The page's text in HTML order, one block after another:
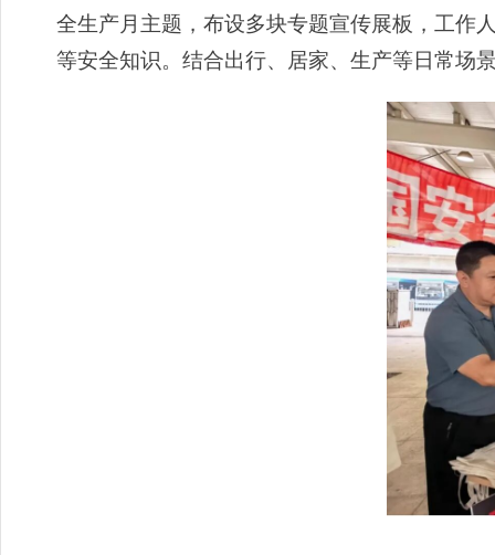
全生产月主题，布设多块专题宣传展板，工作
等安全知识。结合出行、居家、生产等日常场